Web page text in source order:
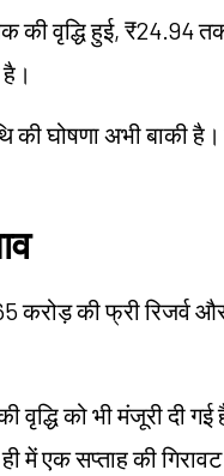
की वृद्धि हुई, ₹24.94
की घोषणा अभी बाकी
करोड़ की फ्री रिजर्व और
को भी मंजूरी दी गई
में एक सप्ताह की